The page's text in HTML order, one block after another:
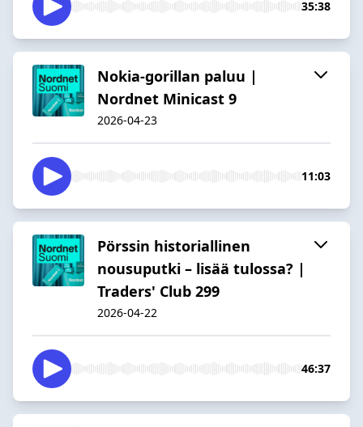
35:38
Nokia-gorillan paluu |
Nordnet Minicast 9
2026-04-23
11:03
Pörssin historiallinen
nousuputki – lisää tulossa? |
Traders' Club 299
2026-04-22
46:37